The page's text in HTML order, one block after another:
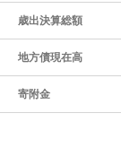
歳出決算総額
地方債現在高
寄附金